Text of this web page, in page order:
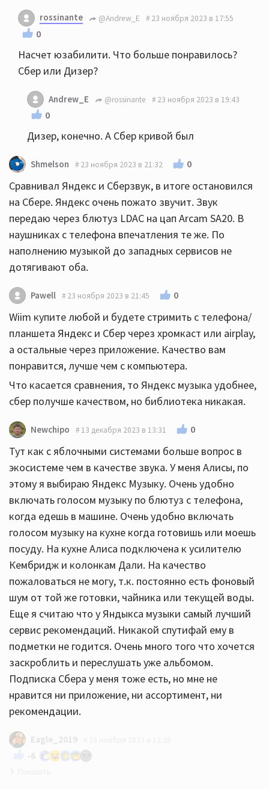
rossinante @Andrew_E 23 ноября 2023 в 17:55
0
Насчет юзабилити. Что больше понравилось?
Сбер или Дизер?
Andrew_E @rossinante 23 ноября 2023 в 19:43
0
Дизер, конечно. А Сбер кривой был
Shmelson 23 ноября 2023 в 21:32 0
Сравнивал Яндекс и Сберзвук, в итоге остановился
на Сбере. Яндекс очень пожато звучит. Звук
передаю через блютуз LDAC на цап Arcam SA20. В
наушниках с телефона впечатления те же. По
наполнению музыкой до западных сервисов не
дотягивают оба.
Pawell 23 ноября 2023 в 21:45 0
Wiim купите любой и будете стримить с телефона/
планшета Яндекс и Сбер через хромкаст или airplay,
а остальные через приложение. Качество вам
понравится, лучше чем с компьютера.
Что касается сравнения, то Яндекс музыка удобнее,
сбер получше качеством, но библиотека никакая.
Newchipo 13 декабря 2023 в 13:31 0
Тут как с яблочными системами больше вопрос в
экосистеме чем в качестве звука. У меня Алисы, по
этому я выбираю Яндекс Музыку. Очень удобно
включать голосом музыку по блютуз с телефона,
когда едешь в машине. Очень удобно включать
голосом музыку на кухне когда готовишь или моешь
посуду. На кухне Алиса подключена к усилителю
Кембридж и колонкам Дали. На качество
пожаловаться не могу, т.к. постоянно есть фоновый
шум от той же готовки, чайника или текущей воды.
Еще я считаю что у Яндыкса музыки самый лучший
сервис рекомендаций. Никакой спутифай ему в
подметки не годится. Очень много того что хочется
заскроблить и переслушать уже альбомом.
Подписка Сбера у меня тоже есть, но мне не
нравится ни приложение, ни ассортимент, ни
рекомендации.
Eagle_2019
-6